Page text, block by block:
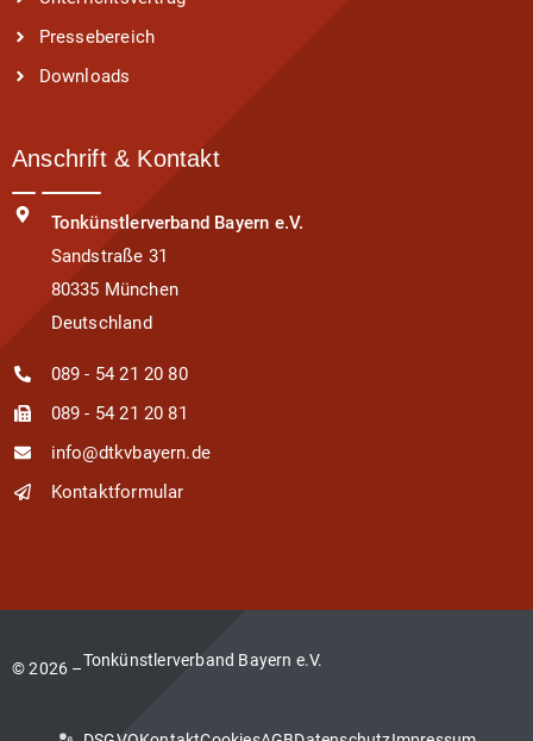
Pressebereich
Downloads
Anschrift & Kontakt
Tonkünstlerverband Bayern e.V.
Sandstraße 31
80335 München
Deutschland
089 - 54 21 20 80
089 - 54 21 20 81
info@dtkvbayern.de
Kontaktformular
© 2026 –Tonkünstlerverband Bayern e.V.